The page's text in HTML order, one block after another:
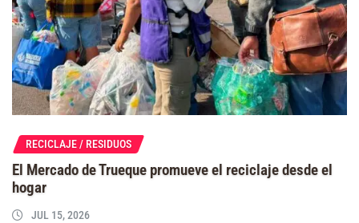
RECICLAJE / RESIDUOS
El Mercado de Trueque promueve el reciclaje desde el
hogar
JUL 15, 2026